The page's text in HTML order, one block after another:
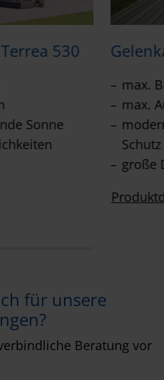
530
Sonne
max.
max.
Schutz
große
für unsere
Beratung vor